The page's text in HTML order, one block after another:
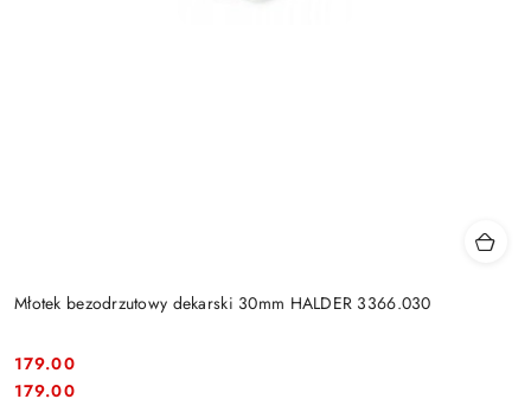
Młotek bezodrzutowy dekarski 30mm HALDER 3366.030
Cena:
179.00
Cena:
179.00